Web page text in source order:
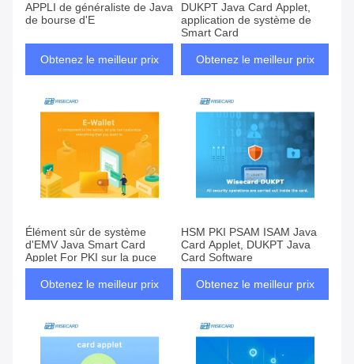
APPLI de généraliste de Java
de bourse d'E
Obtenez le meilleur prix
DUKPT Java Card Applet,
application de système de
Smart Card
Obtenez le meilleur prix
Élément sûr de système
d'EMV Java Smart Card
Applet For PKI sur la puce
Obtenez le meilleur prix
HSM PKI PSAM ISAM Java
Card Applet, DUKPT Java
Card Software
Obtenez le meilleur prix